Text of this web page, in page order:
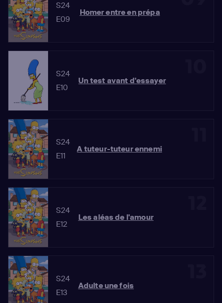
S24
E09
Homer entre en prépa
S24
E10
Un test avant d'essayer
S24
E11
A tuteur-tuteur ennemi
S24
E12
Les aléas de l'amour
S24
E13
Adulte une fois